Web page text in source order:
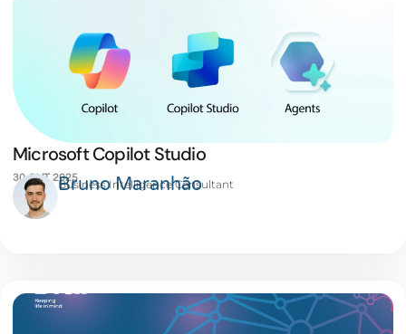
Microsoft Copilot Studio
30 OUT 2025Bruno Maranhão
Business Intelligence Consultant